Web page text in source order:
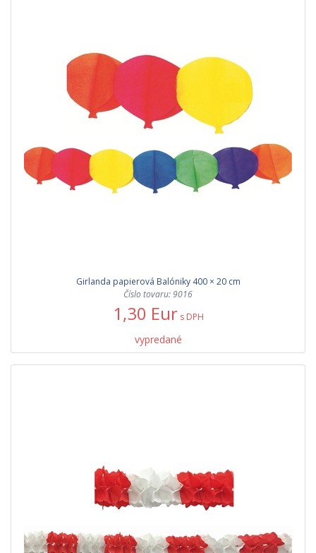
Girlanda papierová Balóniky 400 × 20 cm
Číslo tovaru: 9016
1,30 Eur s DPH
vypredané